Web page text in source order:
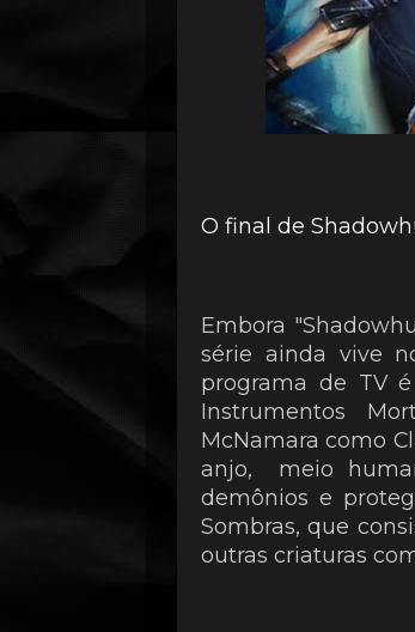
O final de
Embora
série ainda vive
programa de TV
Instrumentos
McNamara como
anjo, meio
demônios e
Sombras, que
outras criaturas